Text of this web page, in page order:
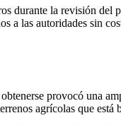
durante la revisión del
a las autoridades sin
provocó una
agrícolas que